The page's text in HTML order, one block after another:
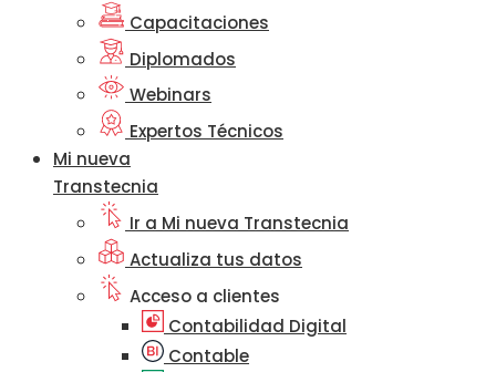
Capacitaciones
Diplomados
Webinars
Expertos Técnicos
Mi nueva
Transtecnia
Ir a Mi nueva Transtecnia
Actualiza tus datos
Acceso a clientes
Contabilidad Digital
Contable